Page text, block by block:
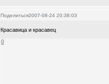
Поделиться2007-08-24 20:38:03
Красавица и красавец
0